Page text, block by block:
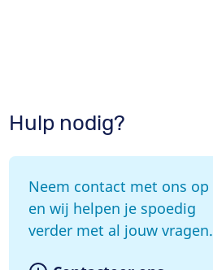
Hulp nodig?
Neem contact met ons op
en wij helpen je spoedig
verder met al jouw vragen.